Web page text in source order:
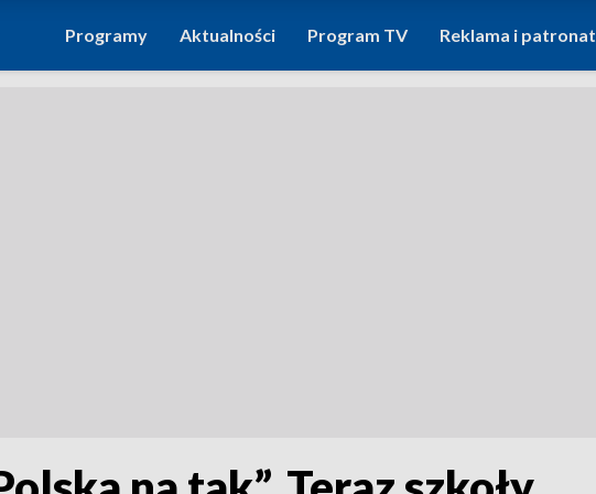
DO
Programy Aktualności Program TV Reklama i patronat